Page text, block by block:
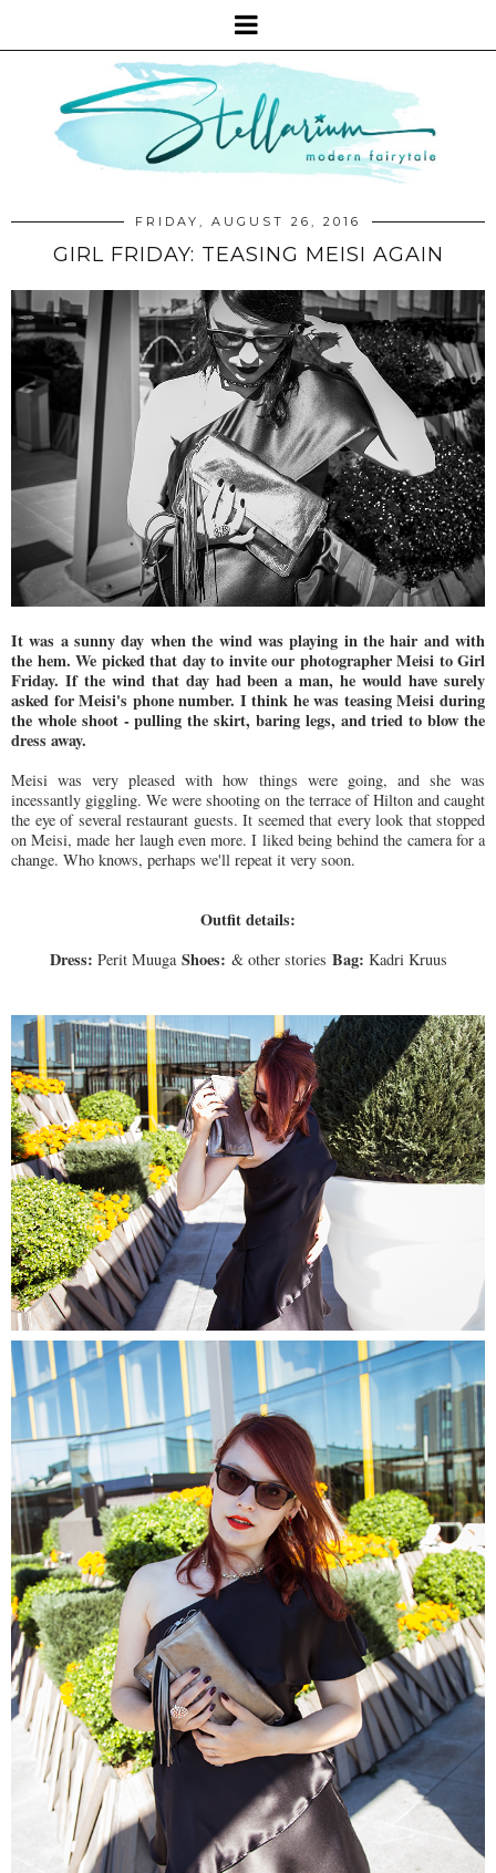
FRIDAY, AUGUST 26, 2016
GIRL FRIDAY: TEASING MEISI AGAIN
It was a sunny day when the wind was playing in the hair and with
the hem. We picked that day to invite our photographer Meisi to Girl
Friday. If the wind that day had been a man, he would have surely
asked for Meisi's phone number. I think he was teasing Meisi during
the whole shoot - pulling the skirt, baring legs, and tried to blow the
dress away.
Meisi was very pleased with how things were going, and she was
incessantly giggling. We were shooting on the terrace of Hilton and caught
the eye of several restaurant guests. It seemed that every look that stopped
on Meisi, made her laugh even more. I liked being behind the camera for a
change. Who knows, perhaps we'll repeat it very soon.
Outfit details:
Dress: Perit Muuga Shoes: & other stories Bag: Kadri Kruus